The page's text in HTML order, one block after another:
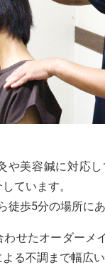
や美容鍼に対応
ています。
徒歩5分の場所にあ
せたオーダーメ
る不調まで幅広